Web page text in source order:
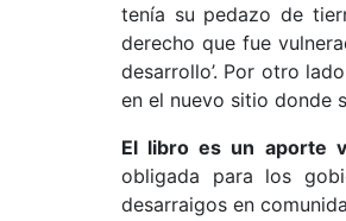
tenía su pedazo de
derecho que fue
desarrollo’. Por otro
en el nuevo sitio donde
El libro es un aporte
obligada para los
desarraigos en